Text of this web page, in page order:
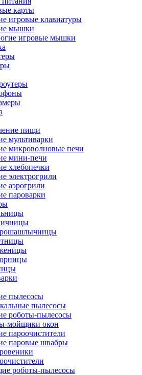
карты
игровые клавиатуры
мышки
игровые мышки
пищи
мультиварки
микроволновые печи
мини-печи
хлебопечки
электрогрили
аэрогрили
пароварки
пылесосы
пылесосы
роботы-пылесосы
мойщики окон
пароочистители
паровые швабры
роботы-пылесосы